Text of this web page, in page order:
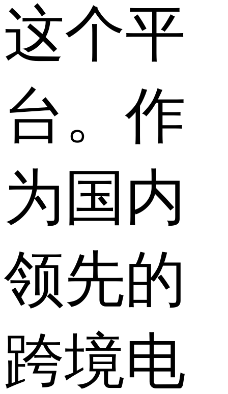
这个平
台。作
为国内
领先的
跨境电